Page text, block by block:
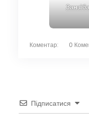
Коментар: 0
Підписатися